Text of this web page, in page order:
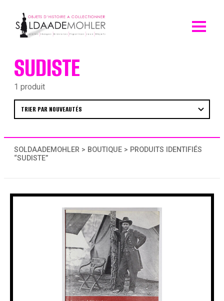
content
SUDISTE
1 produit
SOLDAADEMOHLER > BOUTIQUE > PRODUITS IDENTIFIÉS
“SUDISTE”